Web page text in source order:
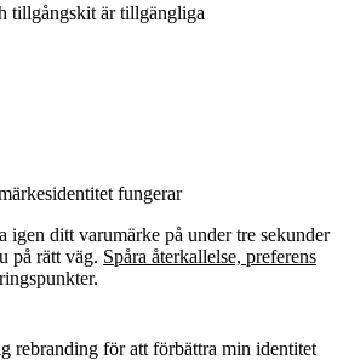
tillgångskit är tillgängliga
fungerar
igen ditt varumärke på under tre sekunder
på rätt väg. Spåra återkallelse, preferens
rebranding för att förbättra min identitet